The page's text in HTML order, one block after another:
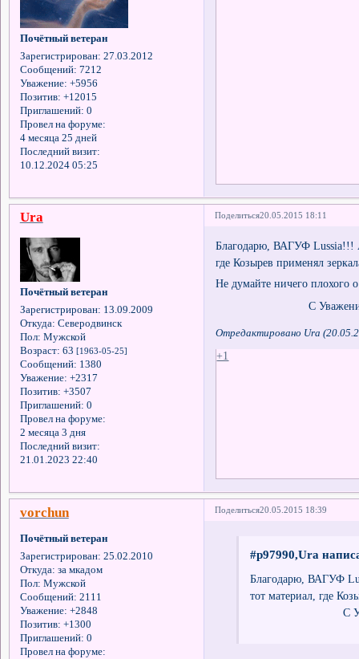
Почётный ветеран
Зарегистрирован: 27.03.2012
Сообщений: 7212
Уважение: +5956
Позитив: +12015
Приглашений: 0
Провел на форуме:
4 месяца 25 дней
Последний визит:
10.12.2024 05:25
Поделиться20.05.2015 18:11
Ura
Почётный ветеран
Зарегистрирован: 13.09.2009
Откуда: Северодвинск
Пол: Мужской
Возраст: 63 [1963-05-25]
Сообщений: 1380
Уважение: +2317
Позитив: +3507
Приглашений: 0
Провел на форуме:
2 месяца 3 дня
Последний визит:
21.01.2023 22:40
Благодарю, ВАГУФ Lussia!!! А
где Козырев применял
Не думайте ничего
С Уважением
Отредактировано Ura
+1
Поделиться20.05.2015 18:39
vorchun
Почётный ветеран
Зарегистрирован: 25.02.2010
Откуда: за мкадом
Пол: Мужской
Сообщений: 2111
Уважение: +2848
Позитив: +1300
Приглашений: 0
Провел на форуме:
#p97990,Ura
Благодарю, ВАГУФ
тот материал, где
С